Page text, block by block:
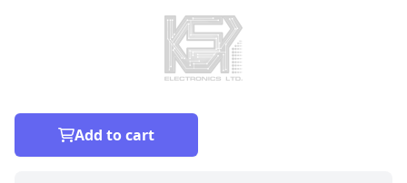
Add to cart